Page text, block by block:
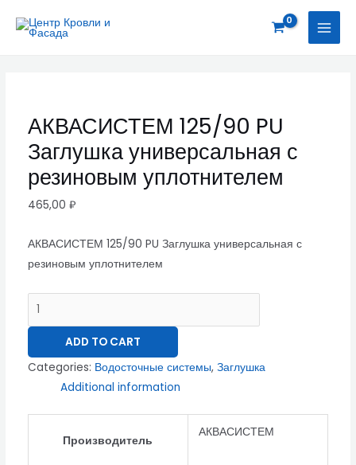
АКВАСИСТЕМ 125/90 PU
Заглушка универсальная с
резиновым уплотнителем
465,00 ₽
АКВАСИСТЕМ 125/90 PU Заглушка универсальная с
резиновым уплотнителем
125/90
резиновым
уплотнителем
ADD TO CART
Categories: Водосточные системы, Заглушка
Additional information
Производитель
АКВАСИСТЕМ